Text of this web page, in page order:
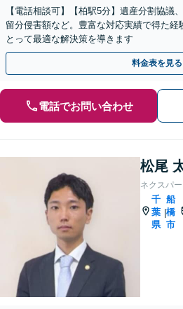
【電話相談可】【柏駅5分】遺産分割協議
留分侵害額など。豊富な対応実績で得た経
とって最適な解決策を導きます
料金表を見る
電話でお問い合わせ
松尾
ネクスパ
千
葉
県
|
船
橋
市